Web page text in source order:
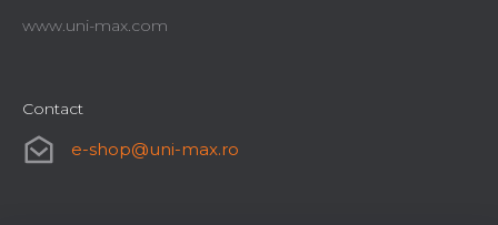
www.uni-max.com
Contact
e-shop@uni-max.ro